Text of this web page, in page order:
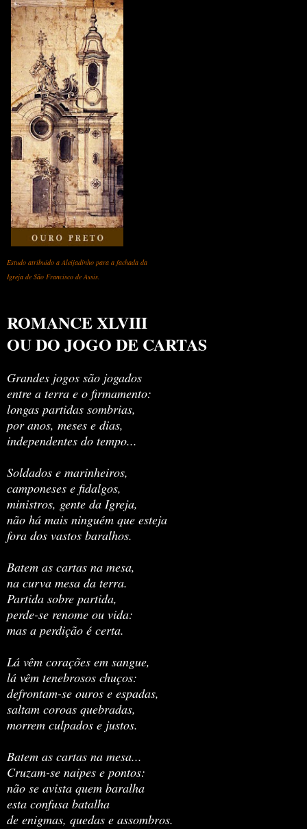
Estudo atribuído a Aleijadinho para a fachada da
Igreja de São Francisco de Assis.
ROMANCE XLVIII
OU DO JOGO DE CARTAS
Grandes jogos são jogados
entre a terra e o firmamento:
longas partidas sombrias,
por anos, meses e dias,
independentes do tempo...
Soldados e marinheiros,
camponeses e fidalgos,
ministros, gente da Igreja,
não há mais ninguém que esteja
fora dos vastos baralhos.
Batem as cartas na mesa,
na curva mesa da terra.
Partida sobre partida,
perde-se renome ou vida:
mas a perdição é certa.
Lá vêm corações em sangue,
lá vêm tenebrosos chuços:
defrontam-se ouros e espadas,
saltam coroas quebradas,
morrem culpados e justos.
Batem as cartas na mesa...
Cruzam-se naipes e pontos:
não se avista quem baralha
esta confusa batalha
de enigmas, quedas e assombros.